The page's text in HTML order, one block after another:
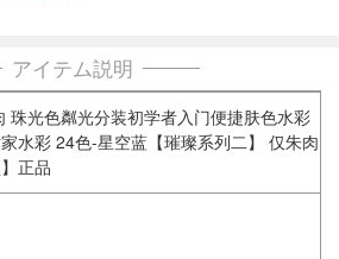
アイテム説明
珠光色粼光分装初学者入门便捷肤色水彩
水彩 24色-星空蓝【璀璨系列二】 仅朱肉
正品